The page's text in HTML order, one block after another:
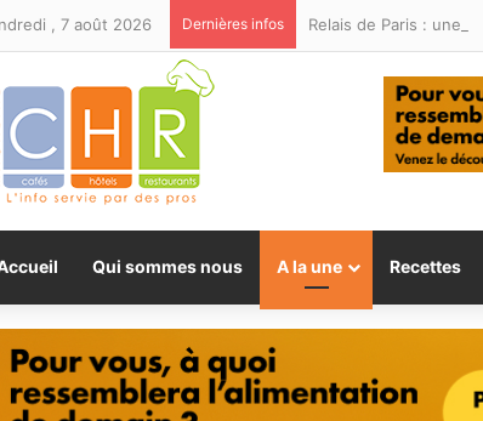
, 7 août 2026 Dernières infos
Qui sommes nous A la une Recettes